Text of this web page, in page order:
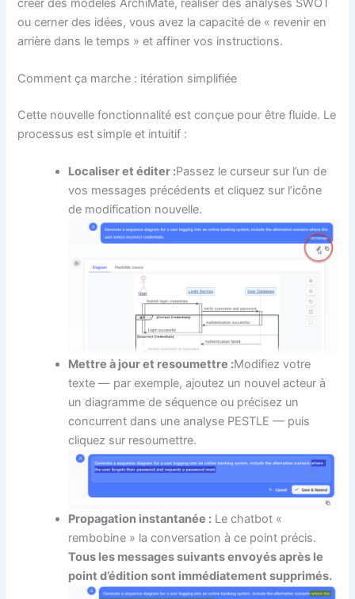
ou cerner des idées, vous avez la capacité de « revenir en
arrière dans le temps » et affiner vos instructions.
Comment ça marche : itération simplifiée
Cette nouvelle fonctionnalité est conçue pour être fluide. Le
processus est simple et intuitif :
Localiser et éditer :Passez le curseur sur l’un de
vos messages précédents et cliquez sur l’icône
de modification nouvelle.
Mettre à jour et resoumettre :Modifiez votre
texte — par exemple, ajoutez un nouvel acteur à
un diagramme de séquence ou précisez un
concurrent dans une analyse PESTLE — puis
cliquez sur resoumettre.
Propagation instantanée : Le chatbot «
rembobine » la conversation à ce point précis.
Tous les messages suivants envoyés après le
point d’édition sont immédiatement supprimés.